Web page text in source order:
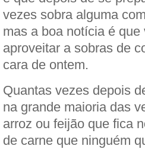
vezes sobra alguma
mas a boa notícia é
aproveitar a sobras de
cara de ontem.
Quantas vezes depois
na grande maioria das
arroz ou feijão que fica
de carne que ninguém